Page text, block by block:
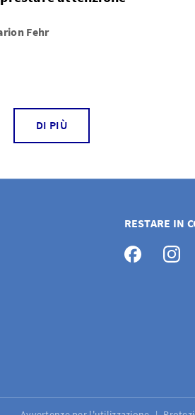
Fehr
DI PIÙ
RESTARE IN